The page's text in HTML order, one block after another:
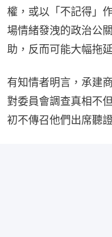
權，或以「不記得」
場情緒發洩的政治公
助，反而可能大幅拖
有知情者明言，承建
對委員會調查真相不
初不傳召他們出席聽